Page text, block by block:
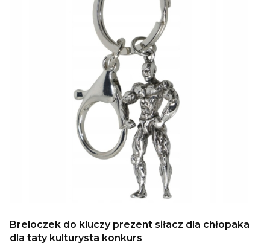
Breloczek do kluczy prezent siłacz dla chłopaka
dla taty kulturysta konkurs